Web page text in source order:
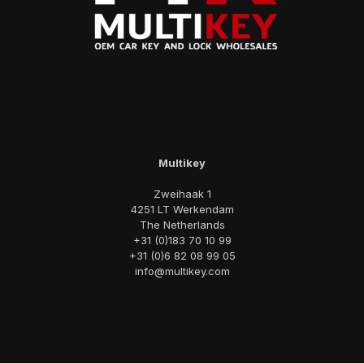
Multikey
Zweihaak 1
4251 LT Werkendam
The Netherlands
+31 (0)183 70 10 99
+31 (0)6 82 08 99 05
info@multikey.com